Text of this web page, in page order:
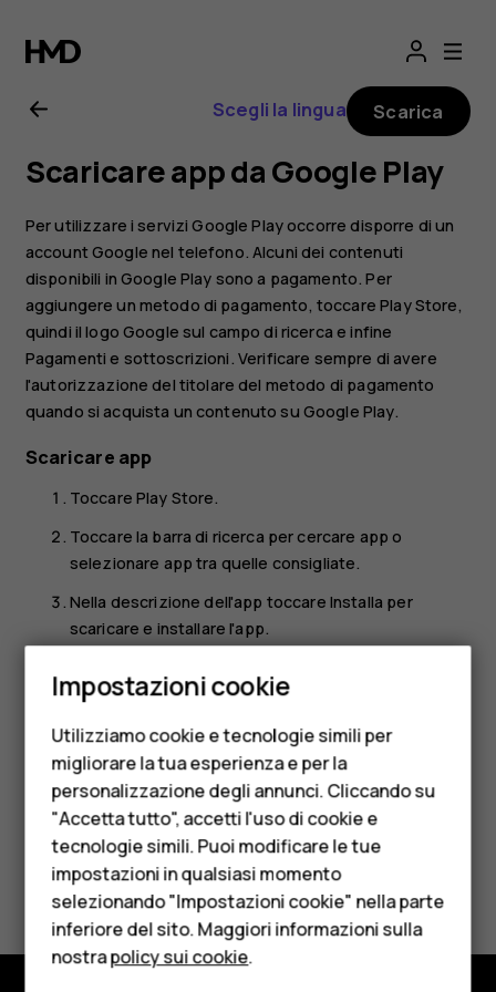
Manuale
d'uso
del
Nokia
G21
Smartphone
Cellulari
Telefoni per anziani
Accessori
HMD Terra M
Per le imprese
Tablet
Scegli la lingua Scarica
Scaricare app da Google Play
Per utilizzare i servizi Google Play occorre disporre di un
account Google nel telefono. Alcuni dei contenuti
disponibili in Google Play sono a pagamento. Per
aggiungere un metodo di pagamento, toccarePlay Store,
quindi il logo Google sul campo di ricerca e infine
Pagamenti e sottoscrizioni . Verificare sempre di avere
l'autorizzazione del titolare del metodo di pagamento
quando si acquista un contenuto su Google Play.
Scaricare app
ToccarePlay Store.
Toccare la barra di ricerca per cercare app o
selezionare app tra quelle consigliate.
Nella descrizione dell'app toccare Installa per
scaricare e installare l'app.
e scorrere rapidamente dal basso dello schermo verso
Ti è stato d'aiuto?
Sì No
Impostazioni cookie
Utilizziamo cookie e tecnologie simili per
migliorare la tua esperienza e per la
personalizzazione degli annunci. Cliccando su
"Accetta tutto", accetti l'uso di cookie e
tecnologie simili. Puoi modificare le tue
impostazioni in qualsiasi momento
selezionando "Impostazioni cookie" nella parte
inferiore del sito. Maggiori informazioni sulla
nostrapolicy sui cookie.